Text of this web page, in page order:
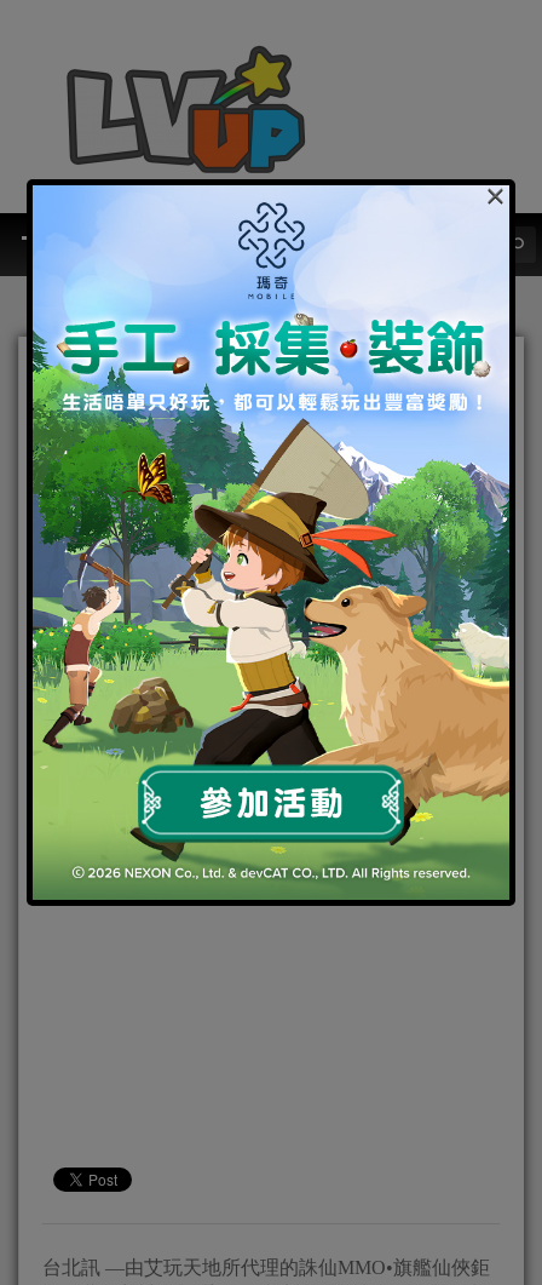
《夢幻新誅仙》邀請靈魂歌
姬家家獻聲！ 情人節公開主
題曲《命運-碧雪行》無限情
感深入聽眾心坎
2022-02-14 |Android,IOS,手機遊戲,焦點新聞
台北訊 —由艾玩天地所代理的誅仙MMO•旗艦仙俠鉅
×